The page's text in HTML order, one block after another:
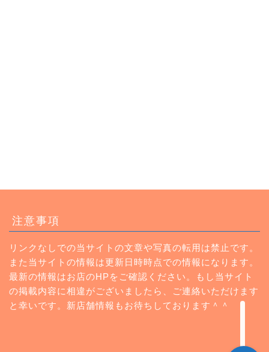
注意事項
リンクなしでの当サイトの文章や写真の転用は禁止です。
また当サイトの情報は更新日時時点での情報になります。
最新の情報はお店のHPをご確認ください。もし当サイト
の掲載内容に相違がございましたら、ご連絡いただけます
と幸いです。新店舗情報もお待ちしております＾＾
カフェ
Instagram